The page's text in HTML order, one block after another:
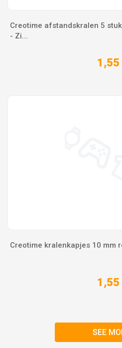
Creotime afstandskralen 5
- Zi...
1,55
Creotime kralenkapjes 10 mm
1,55
SEE